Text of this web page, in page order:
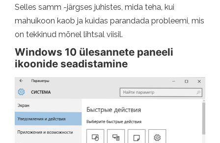
Selles samm -järgses juhistes, mida teha, kui
mahuikoon kaob ja kuidas parandada probleemi, mis
on tekkinud mõnel lihtsal viisil.
Windows 10 ülesannete paneeli
ikoonide seadistamine